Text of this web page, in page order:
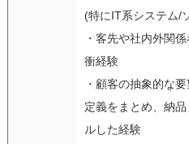
(特にIT系システム/
・客先や社内外関
衝経験
・顧客の抽象的な
定義をまとめ、納
ルした経験